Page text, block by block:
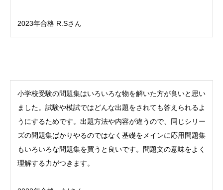
2023年合格 R.Sさん
小学校受験の問題集はいろいろな物を解いた方が良いと思い
ました。試験や模試ではどんな出題をされても答えられるよ
うにするためです。出題方法や内容が違うので、同じシリー
ズの問題集ばかりやるのではなく基礎をメインに応用問題集
もいろいろな問題集を買うと良いです。問題文の意味をよく
理解する力がつきます。